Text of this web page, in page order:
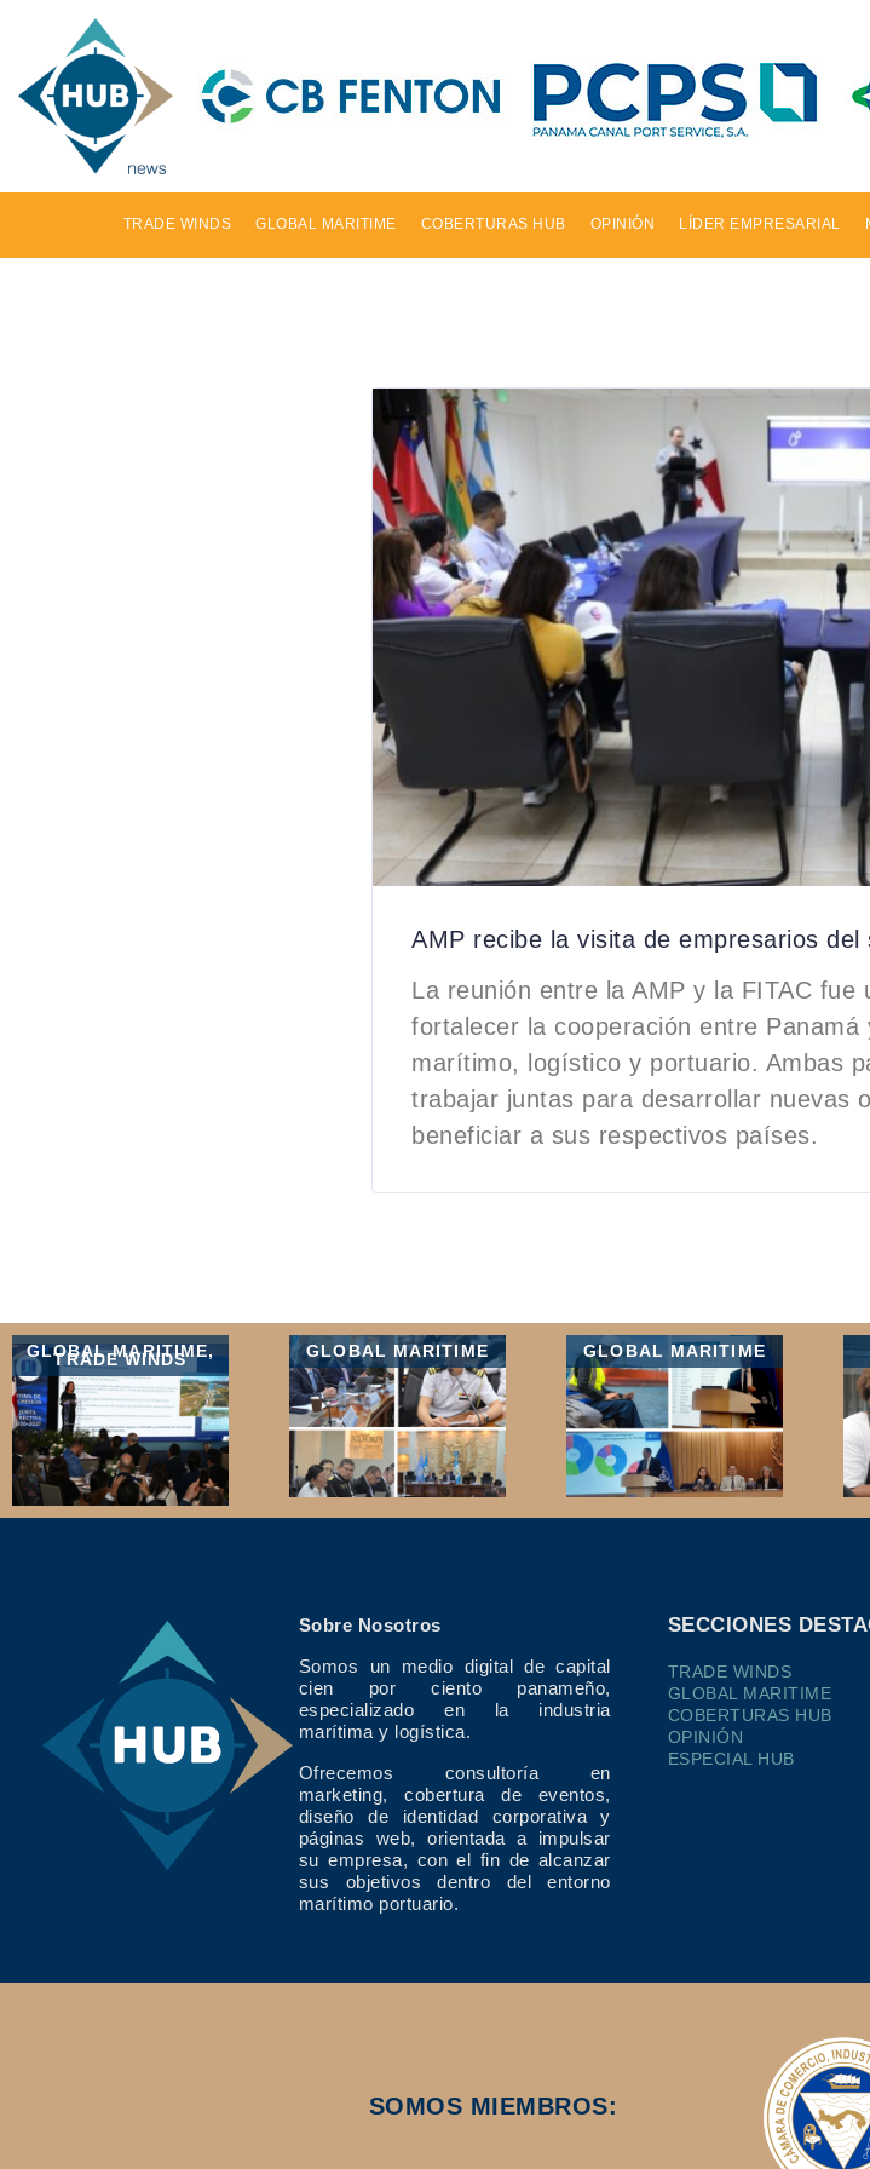
TRADE WINDS GLOBAL MARITIME COBERTURAS HUB OPINIÓN LÍDER EMPRESARIAL
AMP recibe la visita de empresarios
La reunión entre la AMP y la FITAC
fortalecer la cooperación entre
marítimo, logístico y portuario. Ambas
trabajar juntas para desarrollar nuevas
beneficiar a sus respectivos países.
GLOBAL MARITIME,
TRADE WINDS GLOBAL MARITIME GLOBAL MARITIME
Sobre Nosotros
Somos un medio digital de capital
cien por ciento panameño,
especializado en la industria
marítima y logística.
Ofrecemos consultoría en
marketing, cobertura de eventos,
diseño de identidad corporativa y
páginas web, orientada a impulsar
su empresa, con el fin de alcanzar
sus objetivos dentro del entorno
marítimo portuario.
SECCIONES
TRADE WINDS
GLOBAL MARITIME
COBERTURAS HUB
OPINIÓN
ESPECIAL HUB
SOMOS MIEMBROS: